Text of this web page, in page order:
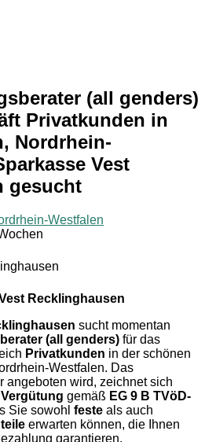
(all genders)
Privatkunden in
Nordrhein-
Vest
gesucht
Westfalen
Recklinghausen
sucht momentan
(all genders) für das
Privatkunden in der schönen
Westfalen. Das
angeboten wird, zeichnet sich
gemäß EG 9 B TVöD-
Sie sowohl feste als auch
erwarten können, die Ihnen
garantieren.